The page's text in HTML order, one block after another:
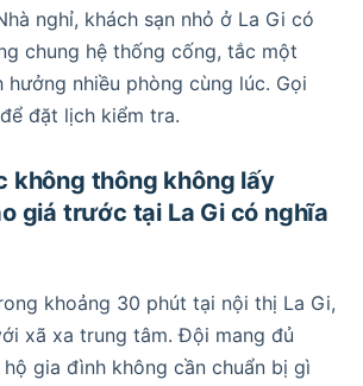
nghỉ, khách sạn nhỏ ở La Gi có
chung hệ thống cống, tắc một
hưởng nhiều phòng cùng lúc. Gọi
để đặt lịch kiểm tra.
không thông không lấy
giá trước tại La Gi có nghĩa
khoảng 30 phút tại nội thị La Gi,
xã xa trung tâm. Đội mang đủ
gia đình không cần chuẩn bị gì